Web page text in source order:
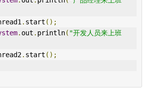
thread1
. start ();
. out . println( "开发人员来上班
thread2
. start ();